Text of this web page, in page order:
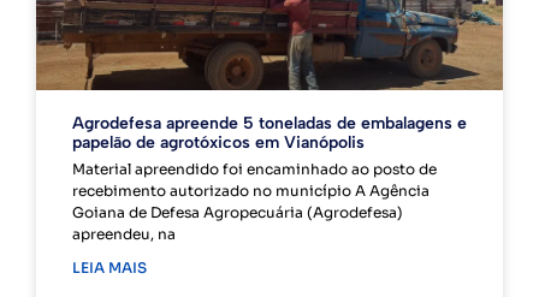
Agrodefesa apreende 5 toneladas de embalagens e
papelão de agrotóxicos em Vianópolis
Material apreendido foi encaminhado ao posto de
recebimento autorizado no município A Agência
Goiana de Defesa Agropecuária (Agrodefesa)
apreendeu, na
LEIA MAIS